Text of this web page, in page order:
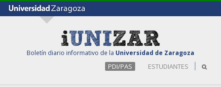
Boletín diario informativo de la Universidad de Zaragoza
PDI/PAS ESTUDIANTES